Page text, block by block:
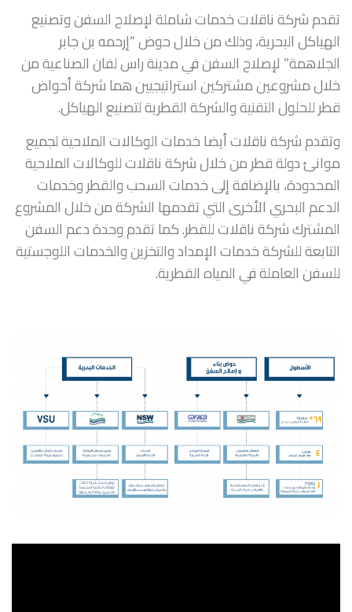
تقدم شركة ناقلات خدمات شاملة لإصلاح السفن وتصنيع
الهياكل البحرية، وذلك من خلال حوض “إرحمه بن جابر
الجلاهمة” لإصلاح السفن في مدينة راس لفان الصناعية من
خلال مشروعين مشتركين استراتيجيين هما شركة أحواض
قطر للحلول التقنية والشركة القطرية لتصنيع الهياكل.
وتقدم شركة ناقلات أيضا خدمات الوكالات الملاحية لجميع
موانئ دولة قطر من خلال شركة ناقلات للوكالات الملاحية
المحدودة، بالإضافة إلى خدمات السحب والقطر وخدمات
الدعم البحري الأخرى التي تقدمها الشركة من خلال المشروع
المشترك شركة ناقلات للقطر. كما تقدم وحدة دعم السفن
التابعة للشركة خدمات الإمداد والتخزين والخدمات اللوجستية
للسفن العاملة في المياه القطرية.